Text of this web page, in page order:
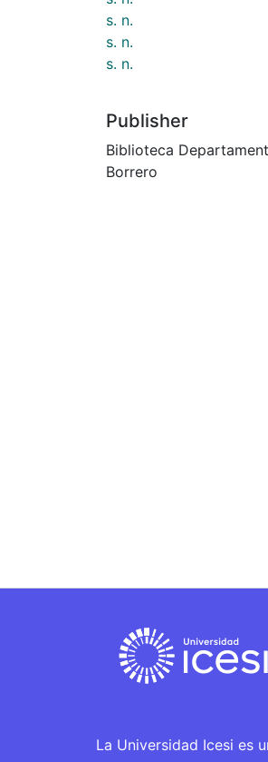
s. n.
s. n.
s. n.
Publisher
Biblioteca
Borrero
La Universidad Icesi es